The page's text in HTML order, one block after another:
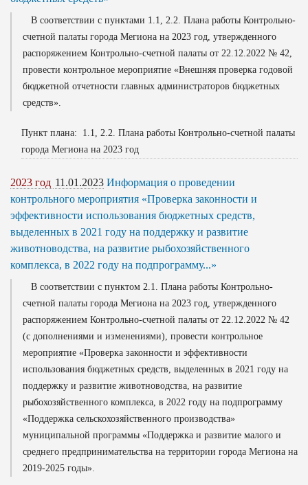
В соответствии с пунктами 1.1, 2.2. Плана работы Контрольно-
счетной палаты города Мегиона на 2023 год, утвержденного
распоряжением Контрольно-счетной палаты от 22.12.2022 № 42,
провести контрольное мероприятие «Внешняя проверка годовой
бюджетной отчетности главных администраторов бюджетных
средств».
Пункт плана: 1.1, 2.2. Плана работы Контрольно-счетной палаты
города Мегиона на 2023 год
2023 год 11.01.2023 Информация о проведении
контрольного мероприятия «Проверка законности и
эффективности использования бюджетных средств,
выделенных в 2021 году на поддержку и развитие
животноводства, на развитие рыбохозяйственного
комплекса, в 2022 году на подпрограмму...»
В соответствии с пунктом 2.1. Плана работы Контрольно-
счетной палаты города Мегиона на 2023 год, утвержденного
распоряжением Контрольно-счетной палаты от 22.12.2022 № 42
(с дополнениями и изменениями), провести контрольное
мероприятие «Проверка законности и эффективности
использования бюджетных средств, выделенных в 2021 году на
поддержку и развитие животноводства, на развитие
рыбохозяйственного комплекса, в 2022 году на подпрограмму
«Поддержка сельскохозяйственного производства»
муниципальной программы «Поддержка и развитие малого и
среднего предпринимательства на территории города Мегиона на
2019-2025 годы».